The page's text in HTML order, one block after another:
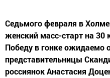
Седьмого февраля в
женский масс-старт на 30
Победу в гонке ожидаемо
представительницы
россиянок Анастасия